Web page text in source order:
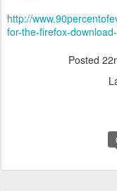
http://
for-the-firefox-
Posted